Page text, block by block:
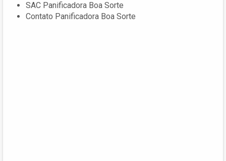
SAC Panificadora Boa Sorte
Contato Panificadora Boa Sorte